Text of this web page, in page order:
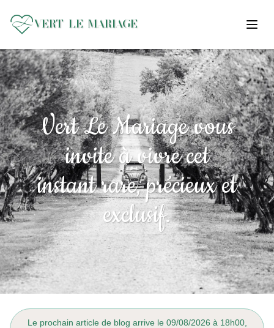
VERT LE MARIAGE
ACCUEIL
À PROPOS
SERVICES
CONTACT
BLOG
EN
ESPACE CLIENT
Vert Le Mariage vous
invite à vivre cet
instant rare, précieux et
exclusif.
Le prochain article de blog arrive le 09/08/2026 à 18h00,